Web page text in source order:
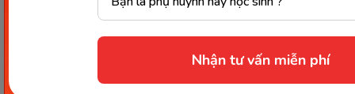
Nhận tư vấn miễn phí